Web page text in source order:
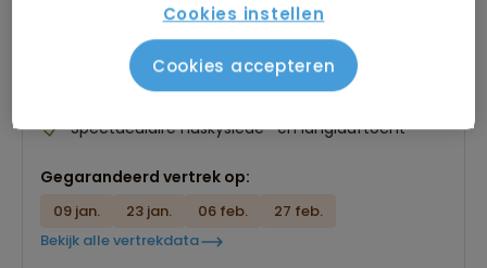
935 beoordelingen
Vrijwel alle activiteiten en maaltijden inclusief
Unieke kans op het zien van het noorderlicht
Spectaculaire huskyslede- en langlauftocht
Gegarandeerd vertrek op:
09 jan. 23 jan. 06 feb.
27 feb.
Bekijk alle vertrekdata
Cookies instellen
Cookies accepteren